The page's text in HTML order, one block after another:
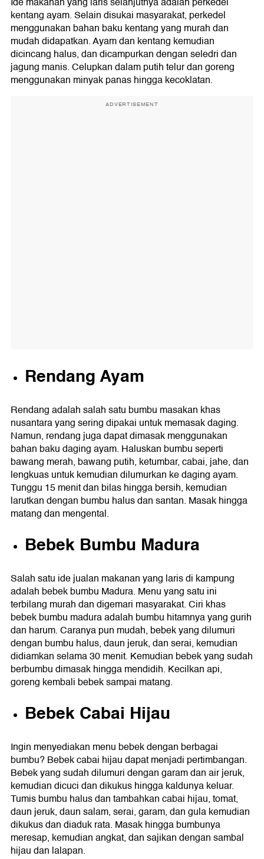
kentang ayam. Selain disukai masyarakat, perkedel
menggunakan bahan baku kentang yang murah dan
mudah didapatkan. Ayam dan kentang kemudian
dicincang halus, dan dicampurkan dengan seledri dan
jagung manis. Celupkan dalam putih telur dan goreng
menggunakan minyak panas hingga kecoklatan.
ADVERTISEMENT
Rendang Ayam
Rendang adalah salah satu bumbu masakan khas
nusantara yang sering dipakai untuk memasak daging.
Namun, rendang juga dapat dimasak menggunakan
bahan baku daging ayam. Haluskan bumbu seperti
bawang merah, bawang putih, ketumbar, cabai, jahe, dan
lengkuas untuk kemudian dilumurkan ke daging ayam.
Tunggu 15 menit dan bilas hingga bersih, kemudian
larutkan dengan bumbu halus dan santan. Masak hingga
matang dan mengental.
Bebek Bumbu Madura
Salah satu ide jualan makanan yang laris di kampung
adalah bebek bumbu Madura. Menu yang satu ini
terbilang murah dan digemari masyarakat. Ciri khas
bebek bumbu madura adalah bumbu hitamnya yang gurih
dan harum. Caranya pun mudah, bebek yang dilumuri
dengan bumbu halus, daun jeruk, dan serai, kemudian
didiamkan selama 30 menit. Kemudian bebek yang sudah
berbumbu dimasak hingga mendidih. Kecilkan api,
goreng kembali bebek sampai matang.
Bebek Cabai Hijau
Ingin menyediakan menu bebek dengan berbagai
bumbu? Bebek cabai hijau dapat menjadi pertimbangan.
Bebek yang sudah dilumuri dengan garam dan air jeruk,
kemudian dicuci dan dikukus hingga kaldunya keluar.
Tumis bumbu halus dan tambahkan cabai hijau, tomat,
daun jeruk, daun salam, serai, garam, dan gula kemudian
dikukus dan diaduk rata. Masak hingga bumbunya
meresap, kemudian angkat, dan sajikan dengan sambal
hijau dan lalapan.